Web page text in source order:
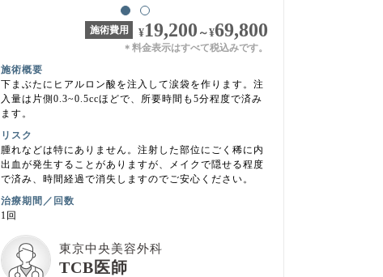
施術費用 ¥19,200 ～¥69,800
＊ 料金表示はすべて税込みです。
施術概要
下まぶたにヒアルロン酸を注入して涙袋を作ります。注
入量は片側0.3~0.5ccほどで、所要時間も5分程度で済み
ます。
リスク
腫れなどは特にありません。注射した部位にごく稀に内
出血が発生することがありますが、メイクで隠せる程度
で済み、時間経過で消失しますのでご安心ください。
治療期間／回数
1回
東京中央美容外科
TCB医師